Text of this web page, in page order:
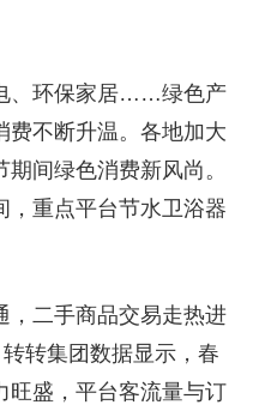
环保家居……绿色产
费不断升温。各地加大
间绿色消费新风尚。
，重点平台节水卫浴器
二手商品交易走热进
转集团数据显示，春
旺盛，平台客流量与订